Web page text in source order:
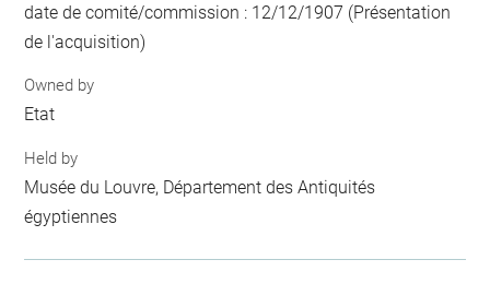
date de comité/commission : 12/12/1907 (Présentation
de l'acquisition)
Owned by
Etat
Held by
Musée du Louvre, Département des Antiquités
égyptiennes